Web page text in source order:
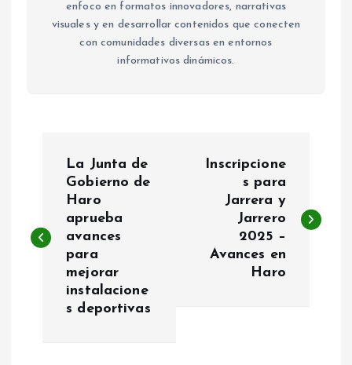
enfoco en formatos innovadores, narrativas
visuales y en desarrollar contenidos que conecten
con comunidades diversas en entornos
informativos dinámicos.
v
La Junta de
Gobierno de
Haro
aprueba
avances
para
mejorar
instalacione
s deportivas
Inscripcione
s para
Jarrera y
Jarrero
2025 –
Avances en
Haro